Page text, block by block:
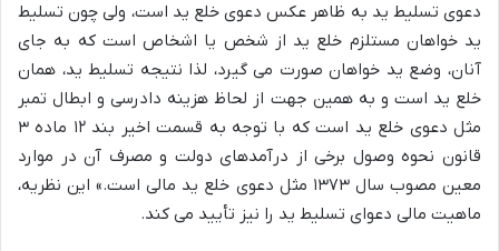
دعوی تسلیط ید به ظاهر عکس دعوی خلع ید است، ولی چون تسلیط
ید خواهان مستلزم خلع ید از شخص یا اشخاص است که به جای
آنان، وضع ید خواهان صورت می گیرد، لذا نتیجه تسلیط ید، همان
خلع ید است و به همین جهت از لحاظ هزینه دادرسی و ابطال تمبر
مثل دعوی خلع ید است که با توجه به قسمت اخیر بند ۱۲ ماده ۳
قانون نحوه وصول برخی از درآمدهای دولت و مصرف آن در موارد
معین مصوب سال ۱۳۷۳ مثل دعوی خلع ید مالی است.» این نظریه،
ماهیت مالی دعوای تسلیط ید را نیز تأیید می کند.